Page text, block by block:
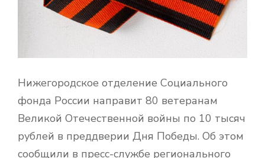
Ю
Нижегородское отделение Социального
фонда России направит 80 ветеранам
Великой Отечественной войны по 10 тысяч
рублей в преддверии Дня Победы. Об этом
сообщили в пресс-службе регионального